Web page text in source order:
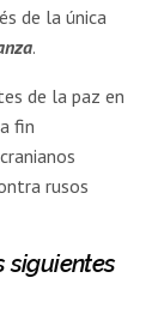
de la única
.
de la paz en
fin
rusos
siguientes